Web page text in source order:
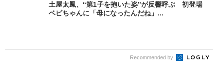
土屋太鳳、“第1子を抱いた姿”が反響呼ぶ 初登場
ベビちゃんに「母になったんだね」...
Recommended by